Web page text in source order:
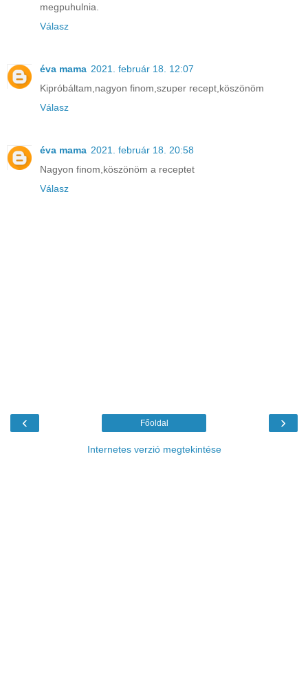
megpuhulnia.
Válasz
éva mama 2021. február 18. 12:07
Kipróbáltam,nagyon finom,szuper recept,köszönöm
Válasz
éva mama 2021. február 18. 20:58
Nagyon finom,köszönöm a receptet
Válasz
‹ ›
Főoldal
Internetes verzió megtekintése